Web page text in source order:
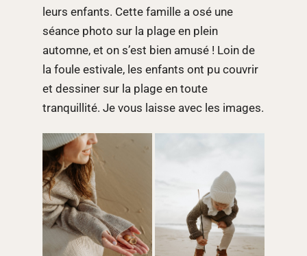
leurs enfants. Cette famille a osé une
séance photo sur la plage en plein
automne, et on s’est bien amusé ! Loin de
la foule estivale, les enfants ont pu couvrir
et dessiner sur la plage en toute
tranquillité. Je vous laisse avec les images.